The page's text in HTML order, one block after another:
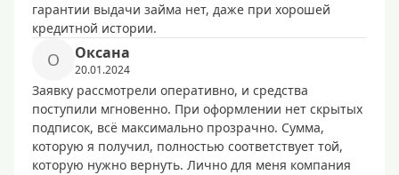
гарантии выдачи займа нет, даже при хорошей
кредитной истории.
О Оксана
20.01.2024
Заявку рассмотрели оперативно, и средства
поступили мгновенно. При оформлении нет скрытых
подписок, всё максимально прозрачно. Сумма,
которую я получил, полностью соответствует той,
которую нужно вернуть. Лично для меня компания